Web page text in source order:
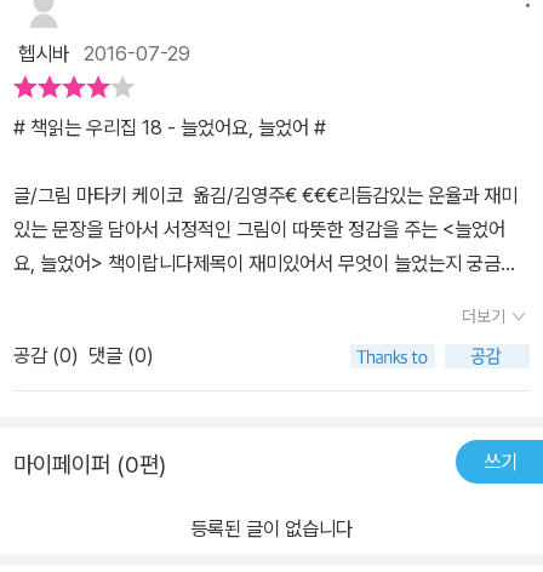
재미가 있어서유아그림책으로 추천해요^^
헵시바 2016-07-29
# 책읽는 우리집 18 - 늘었어요, 늘었어 #
글/그림 마타키 케이코 옮김/김영주€ €€€리듬감있는 운율과 재미
있는 문장을 담아서 서정적인 그림이 따뜻한 정감을 주는 <늘었어
요, 늘었어> 책이랍니다제목이 재미있어서 무엇이 늘었는지 궁금함
있는 저자 마타키 케이코는 일본에서 특히 사랑을 많이 받은 책이라
고 합니다€€€€€북스토리 아이는 이번이 두번째 만남인데. 반복해
서 여러번 읽고 또 읽게 되는 장점이 있습니다아이의 입속으로 음식
을 읽다보면 전혀 생각치도 못한 단어를 만나 리듬감있게 읽어줄수
일 처음 시작하는 페이지에는 알록달로한 우산들이 제일 처음 우리아
더보기
공감 (0) 댓글 (0)
마이페이퍼 (0편) 쓰기
등록된 글이 없습니다